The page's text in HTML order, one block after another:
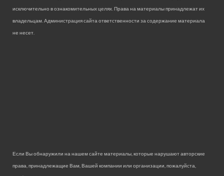
исключительно в ознакомительных целях. Права на материалы принадлежат их
владельцам. Администрация сайта ответственности за содержание материала
не несет.
Если Вы обнаружили на нашем сайте материалы, которые нарушают авторские
права, принадлежащие Вам, Вашей компании или организации, пожалуйста,